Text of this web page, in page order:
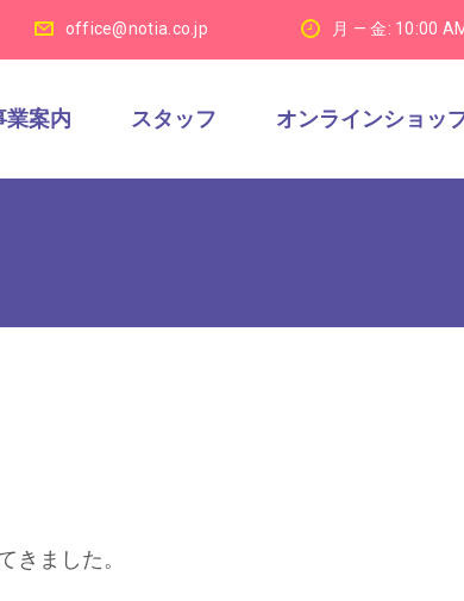
office@notia.co.jp 月 — 金: 10:00
業案内 スタッフ オンラインショッ
きました。